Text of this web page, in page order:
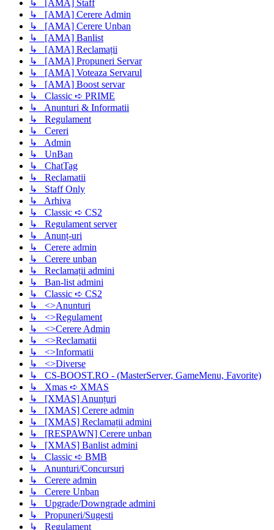
↳ [AMA] Staff
↳ [AMA] Cerere Admin
↳ [AMA] Cerere Unban
↳ [AMA] Banlist
↳ [AMA] Reclamații
↳ [AMA] Propuneri Servar
↳ [AMA] Voteaza Servarul
↳ [AMA] Boost servar
↳ Classic ➪ PRIME
↳ Anunturi & Informatii
↳ Regulament
↳ Cereri
↳ Admin
↳ UnBan
↳ ChatTag
↳ Reclamatii
↳ Staff Only
↳ Arhiva
↳ Classic ➪ CS2
↳ Regulament server
↳ Anunț-uri
↳ Cerere admin
↳ Cerere unban
↳ Reclamații admini
↳ Ban-list admini
↳ Classic ➪ CS2
↳ <>Anunturi
↳ <>Regulament
↳ <>Cerere Admin
↳ <>Reclamatii
↳ <>Informatii
↳ <>Diverse
↳ CS-BOOST.RO - (MasterServer, GameMenu, Favorite)
↳ Xmas ➪ XMAS
↳ [XMAS] Anunțuri
↳ [XMAS] Cerere admin
↳ [XMAS] Reclamații admini
↳ [RESPAWN] Cerere unban
↳ [XMAS] Banlist admini
↳ Classic ➪ BMB
↳ Anunturi/Concursuri
↳ Cerere admin
↳ Cerere Unban
↳ Upgrade/Downgrade admini
↳ Propuneri/Sugesti
↳ Regulament